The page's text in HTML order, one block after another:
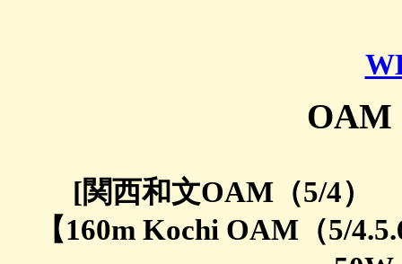
OAM
[関西和文OAM（5/4）
【160m Kochi OAM（5/